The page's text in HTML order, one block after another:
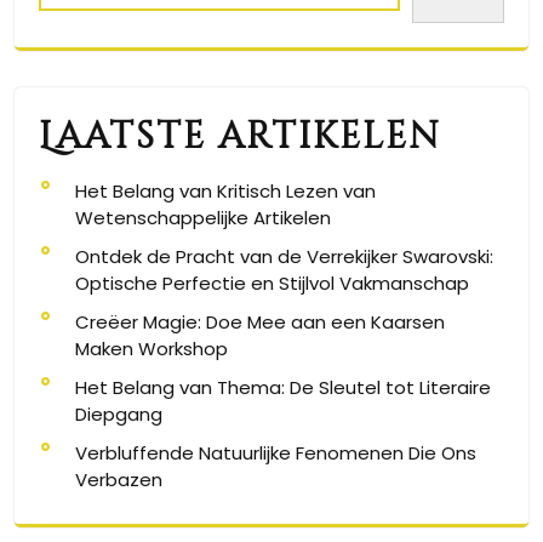
Laatste artikelen
Het Belang van Kritisch Lezen van
Wetenschappelijke Artikelen
Ontdek de Pracht van de Verrekijker Swarovski:
Optische Perfectie en Stijlvol Vakmanschap
Creëer Magie: Doe Mee aan een Kaarsen
Maken Workshop
Het Belang van Thema: De Sleutel tot Literaire
Diepgang
Verbluffende Natuurlijke Fenomenen Die Ons
Verbazen